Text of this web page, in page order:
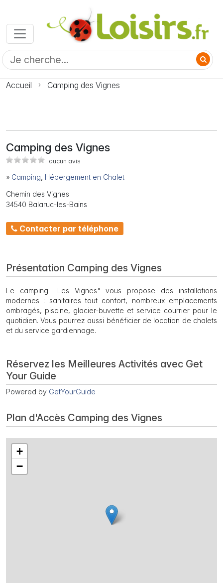
Accueil Camping des Vignes
Camping des Vignes
aucun avis
» Camping Hébergement en Chalet
Chemin des Vignes
34540 Balaruc-les-Bains
Contacter par téléphone
Présentation Camping des Vignes
Le camping "Les Vignes" vous propose des installations
modernes : sanitaires tout confort, nombreux emplacements
ombragés, piscine, glacier-buvette et service courrier pour le
quotidien. Vous pourrez aussi bénéficier de location de chalets
et du service gardiennage.
Réservez les Meilleures Activités avec Get
Your Guide
Powered by GetYourGuide
Plan d'Accès Camping des Vignes
+
−